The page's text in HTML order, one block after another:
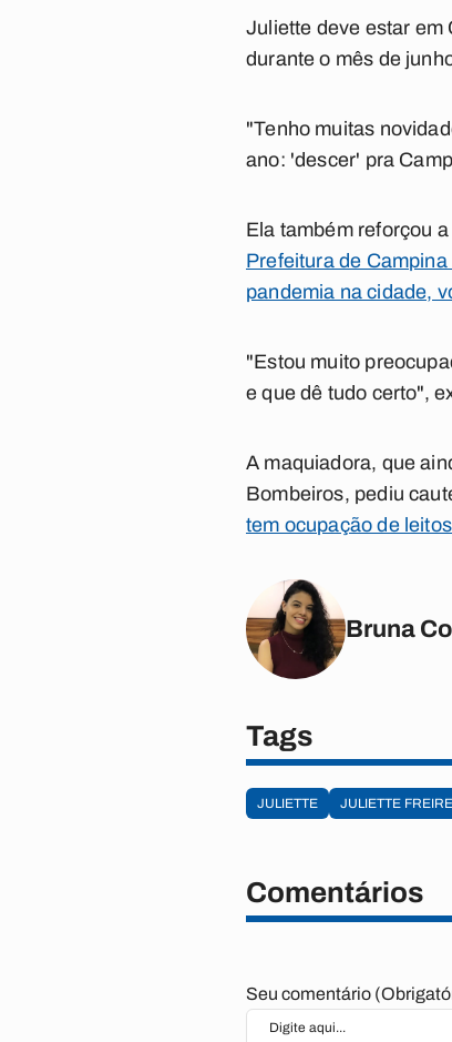
Juliette deve estar em
durante o mês de
"Tenho muitas
ano: 'descer' pra
Ela também reforçou
Prefeitura de
pandemia na cidade,
"Estou muito
e que dê tudo certo",
A maquiadora, que
Bombeiros, pediu
tem ocupação de
Bruna
Tags
JULIETTE JULIETTE FREIRE
Comentários
Seu comentário